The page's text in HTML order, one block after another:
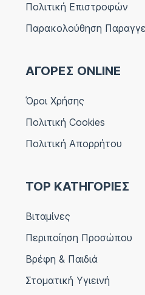
Πολιτική Επιστροφών
Παρακολούθηση
ΑΓΟΡΕΣ ONLINE
Όροι Χρήσης
Πολιτική Cookies
Πολιτική Απορρήτου
TOP ΚΑΤΗΓΟΡΙΕΣ
Βιταμίνες
Περιποίηση Προσώπου
Βρέφη & Παιδιά
Στοματική Υγιεινή